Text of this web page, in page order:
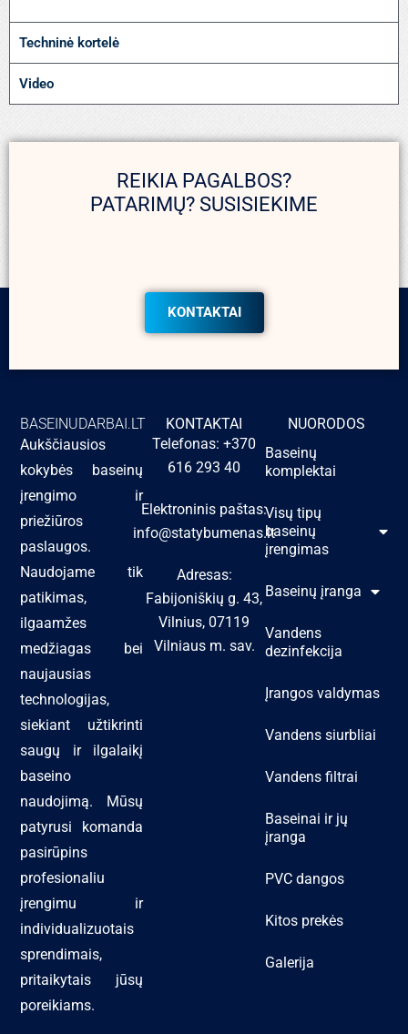
Techninė kortelė
Video
REIKIA PAGALBOS?
PATARIMŲ? SUSISIEKIME
KONTAKTAI
BASEINUDARBAI.LT
Aukščiausios
kokybės baseinų
įrengimo ir
priežiūros
paslaugos.
Naudojame tik
patikimas,
ilgaamžes
medžiagas bei
naujausias
technologijas,
siekiant užtikrinti
saugų ir ilgalaikį
baseino
naudojimą. Mūsų
patyrusi komanda
pasirūpins
profesionaliu
įrengimu ir
individualizuotais
sprendimais,
pritaikytais jūsų
poreikiams.
KONTAKTAI
Telefonas: +370
616 293 40
Elektroninis paštas:
info@statybumenas.lt
Adresas:
Fabijoniškių g. 43,
Vilnius, 07119
Vilniaus m. sav.
NUORODOS
Baseinų
komplektai
Visų tipų
baseinų
įrengimas
Baseinų įranga
Vandens
dezinfekcija
Įrangos valdymas
Vandens siurbliai
Vandens filtrai
Baseinai ir jų
įranga
PVC dangos
Kitos prekės
Galerija